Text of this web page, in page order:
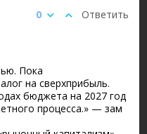
Ответить
0
Пока
на сверхприбыль.
бюджета на 2027 год
процесса.» — зам